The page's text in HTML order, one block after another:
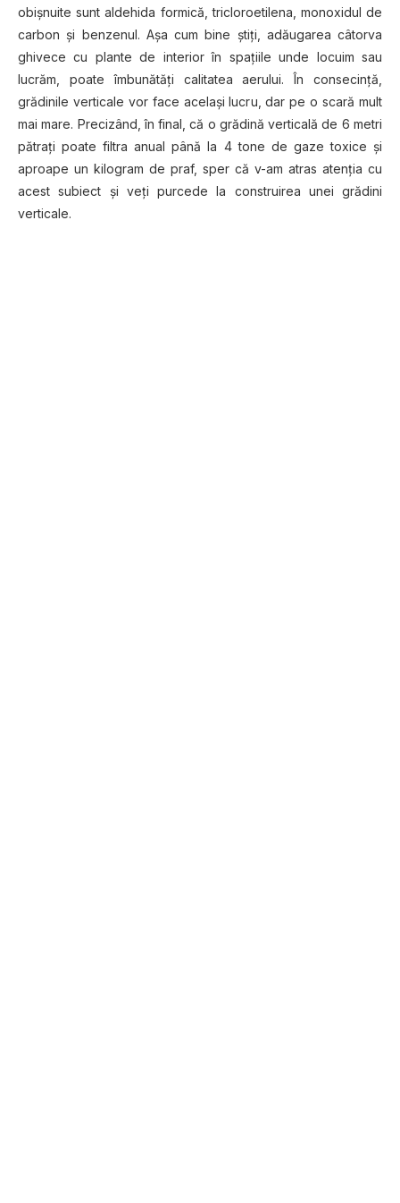
obişnuite sunt aldehida formică, tricloroetilena, monoxidul de
carbon şi benzenul. Aşa cum bine ştiţi, adăugarea câtorva
ghivece cu plante de interior în spaţiile unde locuim sau
lucrăm, poate îmbunătăţi calitatea aerului. În consecinţă,
grădinile verticale vor face acelaşi lucru, dar pe o scară mult
mai mare. Precizând, în final, că o grădină verticală de 6 metri
pătraţi poate filtra anual până la 4 tone de gaze toxice şi
aproape un kilogram de praf, sper că v-am atras atenţia cu
acest subiect şi veţi purcede la construirea unei grădini
verticale.